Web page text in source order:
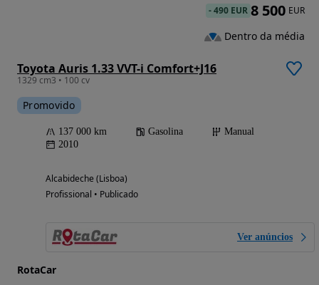
Toyota Auris 1.33 VVT-i Comfort+J16
1329 cm3 • 100 cv
Promovido
137 000 km Gasolina
Manual
2010
Alcabideche (Lisboa)
Profissional • Publicado
Ver anúncios
RotaCar
-490 EUR 8 500 EUR
Dentro da média